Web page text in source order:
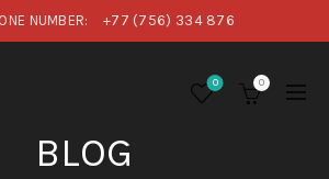
NUMBER: +77 (756) 334 876
0 0
BLOG